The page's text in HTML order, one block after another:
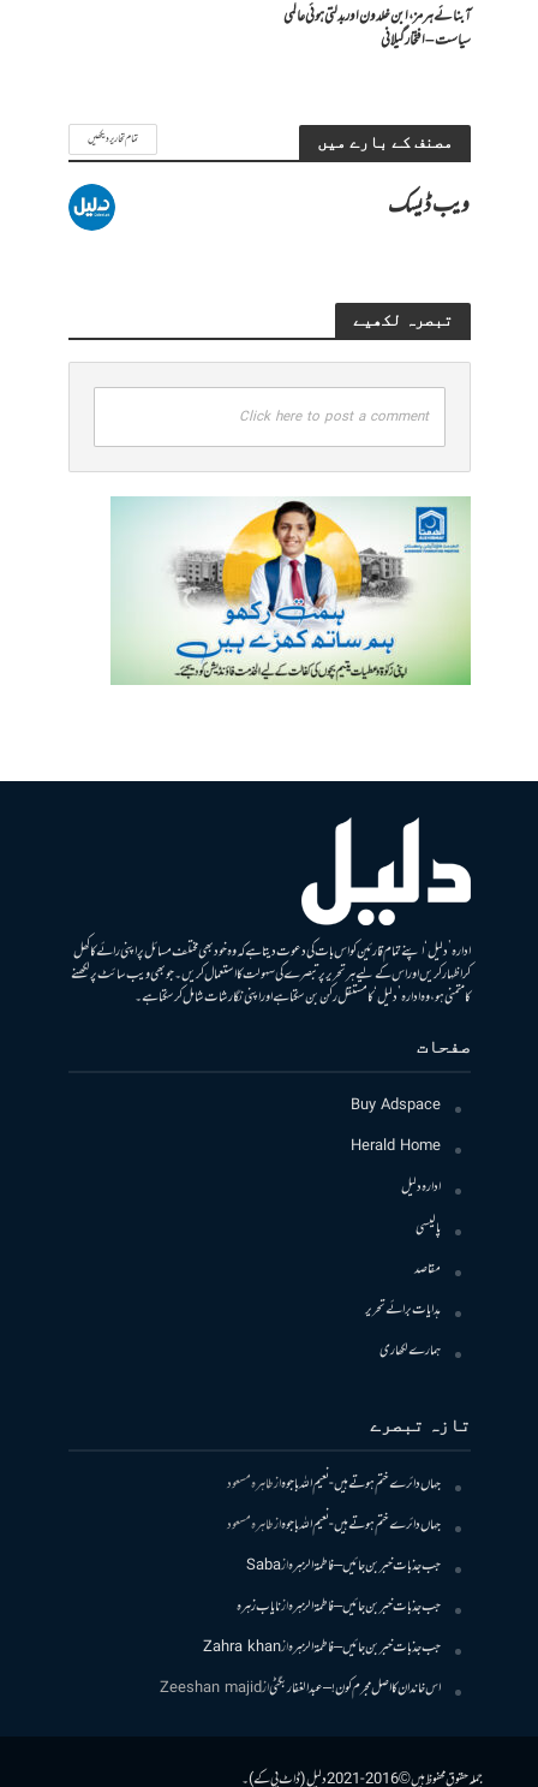
آبنائے ہرمز، ابن خلدون اور بدلتی ہوئی عالمی
سیاست – افتخار گیلانی
مصنف کے بارے میں تمام تحاریر دیکھیں
ویب ڈیسک
تبصرہ لکھیے
Click here to post a comment
ادارہ ’دلیل‘ اپنے تمام قارئین کو اس بات کی دعوت دیتا ہے کہ وہ خود بھی مختلف مسائل پر اپنی رائے کا کھل
کر اظہار کریں اور اس کے لیے ہر تحریر پر تبصرے کی سہولت کا استعمال کریں۔ جو بھی ویب سائٹ پر لکھنے
کا متمنی ہو، وہ ادارہ ’دلیل‘ کا مستقل رکن بن سکتا ہے اور اپنی نگارشات شامل کرسکتا ہے۔
صفحات
Buy Adspace
Herald Home
ادارہ دلیل
پالیسی
مقاصد
ہدایات برائے تحریر
ہمارے لکھاری
تازہ تبصرے
جہاں دائرے ختم ہوتے ہیں- نعیم اللہ باجوہازطاہرہ مسعود
جہاں دائرے ختم ہوتے ہیں- نعیم اللہ باجوہازطاہرہ مسعود
جب جذبات خبر بن جائیں – فاطمۃالزہرہازSaba
جب جذبات خبر بن جائیں – فاطمۃالزہرہازنایاب زہرہ
جب جذبات خبر بن جائیں – فاطمۃالزہرہازZahra khan
اس خاندان کا اصل مجرم کون! – عبدالغفار بگٹیازZeeshan majid
جملہ حقوق محفوظ ہیں © 2016-2021 دلیل (ڈاٹ پی کے)۔